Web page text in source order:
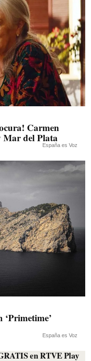
Carmen
Mar del Plata
España es Voz
España es Voz